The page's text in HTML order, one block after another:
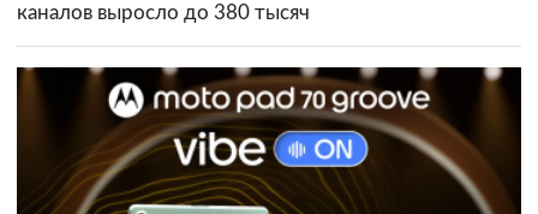
каналов выросло до 380 тысяч